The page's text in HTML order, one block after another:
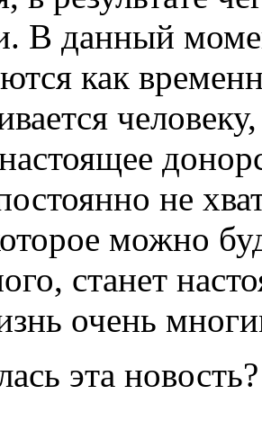
В данный
как
не
можно
станет
очень
эта